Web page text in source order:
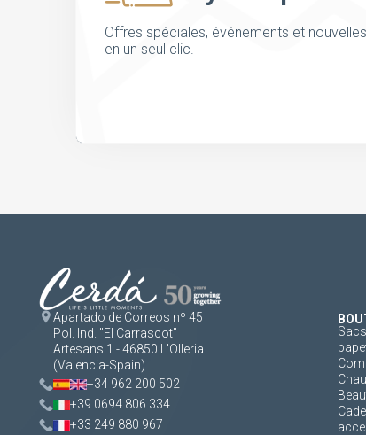
Offres spéciales, événements et
en un seul clic.
Apartado de Correos nº 45
Pol. Ind. "El Carrascot"
Artesans 1 - 46850 L'Olleria
(Valencia-Spain)
+34 962 200 502
+39 0694 806 334
+33 249 880 967